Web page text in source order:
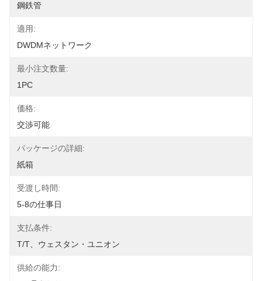
鋼鉄管
適用:
DWDMネットワーク
最小注文数量:
1PC
価格:
交渉可能
パッケージの詳細:
紙箱
受渡し時間:
5-8の仕事日
支払条件:
T/T、ウェスタン・ユニオン
供給の能力: